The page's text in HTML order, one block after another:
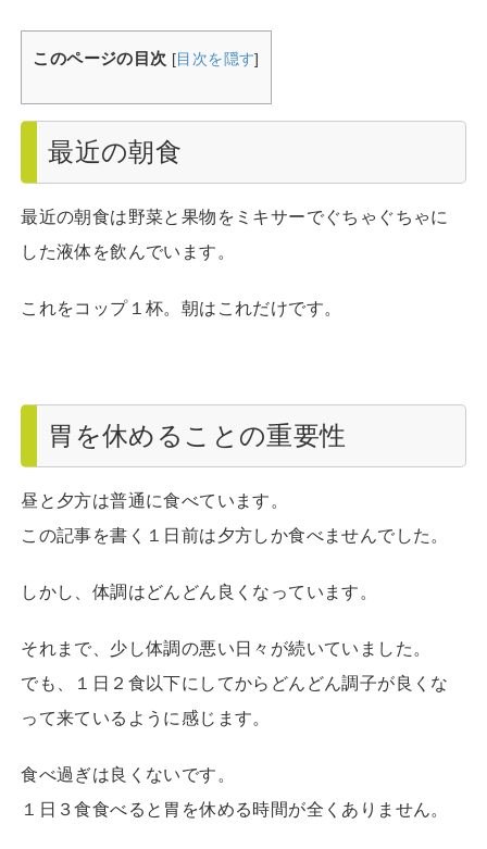
このページの目次 [ 目次を隠す]
最近の朝食
最近の朝食は野菜と果物をミキサーでぐちゃぐちゃに
した液体を飲んでいます。
これをコップ１杯。朝はこれだけです。
胃を休めることの重要性
昼と夕方は普通に食べています。
この記事を書く１日前は夕方しか食べませんでした。
しかし、体調はどんどん良くなっています。
それまで、少し体調の悪い日々が続いていました。
でも、１日２食以下にしてからどんどん調子が良くな
って来ているように感じます。
食べ過ぎは良くないです。
１日３食食べると胃を休める時間が全くありません。